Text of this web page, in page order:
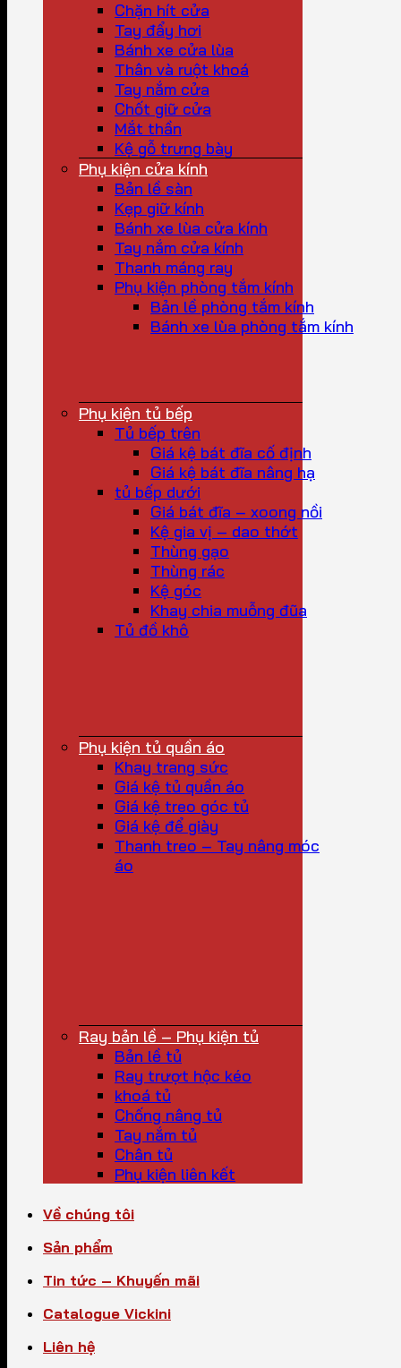
Chặn hít cửa
Tay đẩy hơi
Bánh xe cửa lùa
Thân và ruột khoá
Tay nắm cửa
Chốt giữ cửa
Mắt thần
Kệ gỗ trưng bày
Phụ kiện cửa kính
Bản lề sàn
Kẹp giữ kính
Bánh xe lùa cửa kính
Tay nắm cửa kính
Thanh máng ray
Phụ kiện phòng tắm kính
Bản lề phòng tắm kính
Bánh xe lùa phòng tắm kính
Phụ kiện tủ bếp
Tủ bếp trên
Giá kệ bát đĩa cố định
Giá kệ bát đĩa nâng hạ
tủ bếp dưới
Giá bát đĩa – xoong nồi
Kệ gia vị – dao thớt
Thùng gạo
Thùng rác
Kệ góc
Khay chia muỗng đũa
Tủ đồ khô
Phụ kiện tủ quần áo
Khay trang sức
Giá kệ tủ quần áo
Giá kệ treo góc tủ
Giá kệ để giày
Thanh treo – Tay nâng móc
áo
Ray bản lề – Phụ kiện tủ
Bản lề tủ
Ray trượt hộc kéo
khoá tủ
Chống nâng tủ
Tay nắm tủ
Chân tủ
Phụ kiện liên kết
Về chúng tôi
Sản phẩm
Tin tức – Khuyến mãi
Catalogue Vickini
Liên hệ